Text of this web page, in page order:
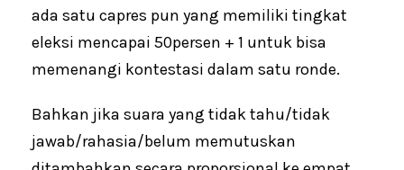
ada satu capres pun yang memiliki tingkat
eleksi mencapai 50persen + 1 untuk bisa
memenangi kontestasi dalam satu ronde.
Bahkan jika suara yang tidak tahu/tidak
jawab/rahasia/belum memutuskan